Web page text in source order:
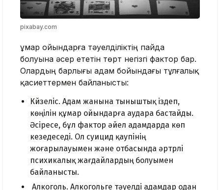
pixabay.com
Құмар ойындарға тәуелділіктің пайда
болуына әсер ететін төрт негізгі фактор бар.
Олардың барлығы адам бойындағы тұлғалық
қасиеттермен байланысты:
Күйзеліс. Адам жанына тыныштық іздеп,
көңілін құмар ойындарға аудара бастайды.
Әсіресе, бұл фактор әйел адамдарда көп
кезедеседі. Ол суицид қаупінің
жоғарылауымен және отбасында әртүрлі
психикалық жағдайлардың болуымен
байланысты.
Алкоголь. Алкогольге тәуелді адамдар одан